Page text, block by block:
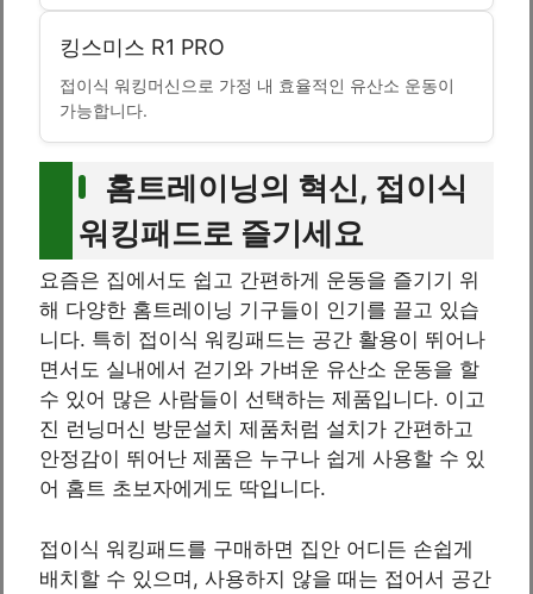
킹스미스 R1 PRO
접이식 워킹머신으로 가정 내 효율적인 유산소 운동이
가능합니다.
홈트레이닝의 혁신, 접이식
워킹패드로 즐기세요
요즘은 집에서도 쉽고 간편하게 운동을 즐기기 위
해 다양한 홈트레이닝 기구들이 인기를 끌고 있습
니다. 특히 접이식 워킹패드는 공간 활용이 뛰어나
면서도 실내에서 걷기와 가벼운 유산소 운동을 할
수 있어 많은 사람들이 선택하는 제품입니다. 이고
진 런닝머신 방문설치 제품처럼 설치가 간편하고
안정감이 뛰어난 제품은 누구나 쉽게 사용할 수 있
어 홈트 초보자에게도 딱입니다.
접이식 워킹패드를 구매하면 집안 어디든 손쉽게
배치할 수 있으며, 사용하지 않을 때는 접어서 공간